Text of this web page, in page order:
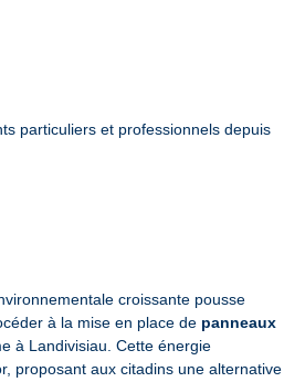
particuliers et professionnels depuis
croissante pousse
à la mise en place de panneaux
à Landivisiau. Cette énergie
proposant aux citadins une alternative